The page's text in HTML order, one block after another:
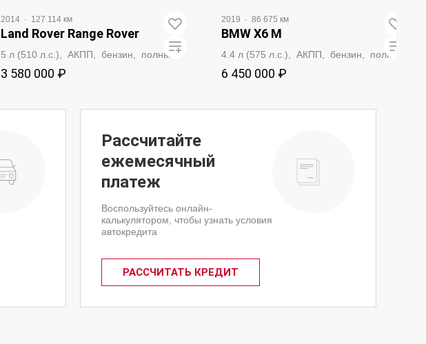
2014 · 127 114 км
Land Rover Range Rover
5 л (510 л.с.), АКПП, бензин, полный
3 580 000 ₽
2019 · 86 675 км
BMW X6 M
4.4 л (575 л.с.), АКПП, бензин, полный
6 450 000 ₽
Рассчитайте
ежемесячный
платеж
Воспользуйтесь онлайн-
калькулятором, чтобы узнать условия
автокредита
РАССЧИТАТЬ КРЕДИТ